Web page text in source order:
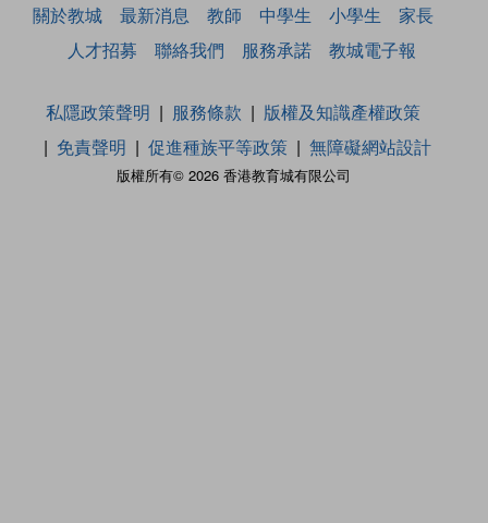
關於教城 最新消息 教師 中學生 小學生
家長
人才招募
聯絡我們 服務承諾 教城電子報
版權所有© 2026 香港教育城有限公司
私隱政策聲明 服務條款
版權及知識產權政策
免責聲明
促進種族平等政策 無障礙網站設計